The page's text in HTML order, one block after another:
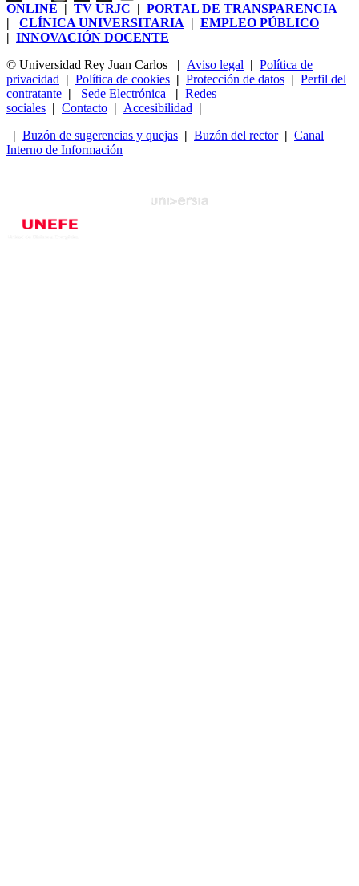
ONLINE | TV URJC | PORTAL DE TRANSPARENCIA
| CLÍNICA UNIVERSITARIA | EMPLEO PÚBLICO
| INNOVACIÓN DOCENTE
© Universidad Rey Juan Carlos
| Aviso legal | Política de
privacidad | Política de cookies | Protección de datos | Perfil del
contratante | Sede Electrónica | Redes
sociales | Contacto | Accesibilidad |
| Buzón de sugerencias y quejas | Buzón del rector| Canal
Interno de Información